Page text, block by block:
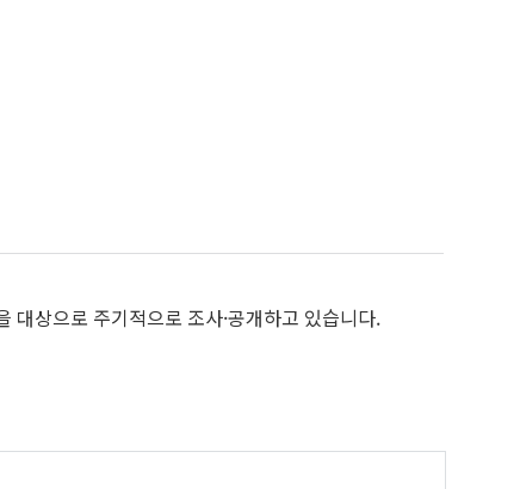
대상으로 주기적으로 조사·공개하고 있습니다.